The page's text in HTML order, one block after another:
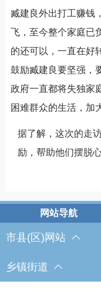
臧建良外出打工赚钱
飞，至今整个家庭已
的还可以，一直在好
鼓励臧建良要坚强，
政府一直都将失独家
困难群众的生活，加
据了解，这次的走
励，帮助他们摆脱
市县(区)网站
乡镇街道